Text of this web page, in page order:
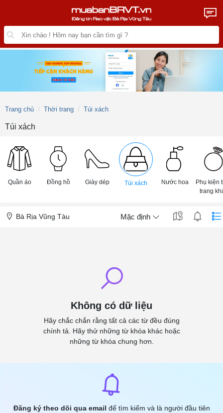
Trang chủ Thời trang Túi xách
Túi xách
Quần áo Đồng hồ Giày dép Túi xách Nước hoa
Phụ kiện
trang
Bà Rịa Vũng Tàu Mặc định
Không có dữ liệu
Hãy chắc chắn rằng tất cả các từ đều đúng
chính tả. Hãy thử những từ khóa khác hoặc
những từ khóa chung hơn.
Đăng ký theo dõi qua email để tìm kiếm và là người đầu tiên